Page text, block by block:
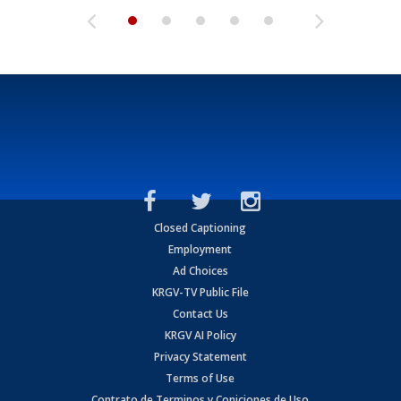
Closed Captioning
Employment
Ad Choices
KRGV-TV Public File
Contact Us
KRGV AI Policy
Privacy Statement
Terms of Use